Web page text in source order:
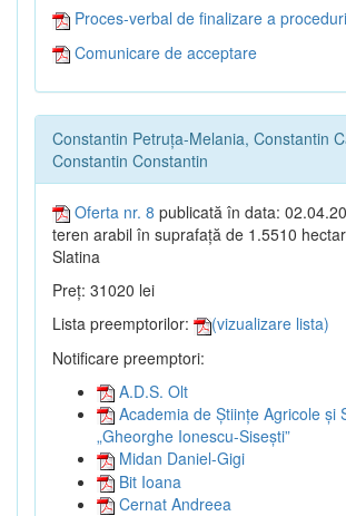
Proces-verbal de finalizare a
Comunicare de acceptare
Constantin Petruța-Melania, Constantin
Constantin Constantin
Oferta nr. 8 publicată în data:
teren arabil în suprafață de 1.5510
Slatina
Preț: 31020 lei
Lista preemptorilor:
(vizualizare lista)
Notificare preemptori:
A.D.S. Olt
Academia de Științe Agricole și
„Gheorghe Ionescu-Sisești”
Midan Daniel-Gigi
Bit Ioana
Cernat Andreea